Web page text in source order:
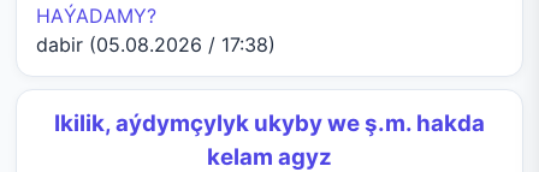
HАÝADАMY?
dabir (05.08.2026 / 17:38)
Ikilik, aýdymçylyk ukyby we ş.m. hakda
kelam agyz